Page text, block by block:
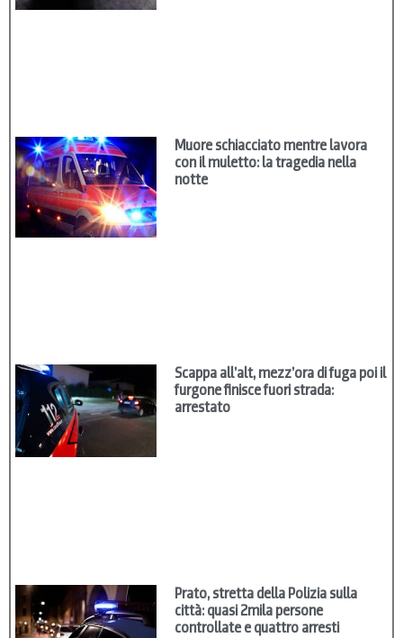
Muore schiacciato mentre lavora
con il muletto: la tragedia nella
notte
Scappa all’alt, mezz’ora di fuga poi il
furgone finisce fuori strada:
arrestato
Prato, stretta della Polizia sulla
città: quasi 2mila persone
controllate e quattro arresti